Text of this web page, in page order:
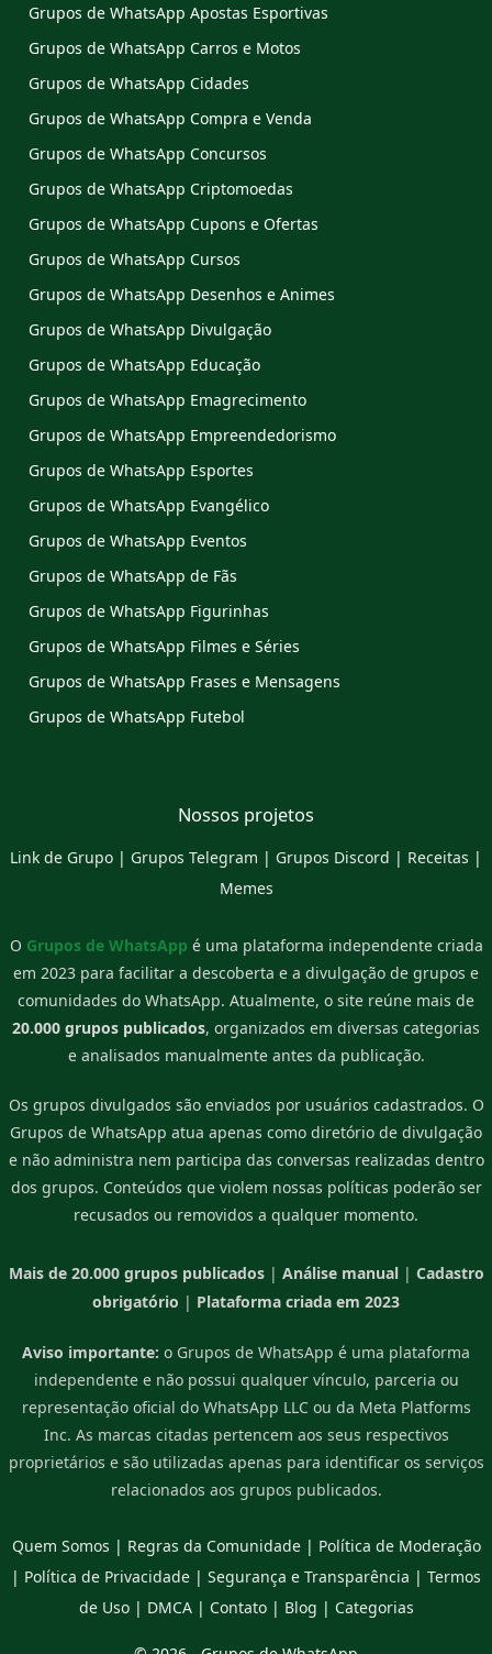
Grupos de WhatsApp Apostas Esportivas
Grupos de WhatsApp Carros e Motos
Grupos de WhatsApp Cidades
Grupos de WhatsApp Compra e Venda
Grupos de WhatsApp Concursos
Grupos de WhatsApp Criptomoedas
Grupos de WhatsApp Cupons e Ofertas
Grupos de WhatsApp Cursos
Grupos de WhatsApp Desenhos e Animes
Grupos de WhatsApp Divulgação
Grupos de WhatsApp Educação
Grupos de WhatsApp Emagrecimento
Grupos de WhatsApp Empreendedorismo
Grupos de WhatsApp Esportes
Grupos de WhatsApp Evangélico
Grupos de WhatsApp Eventos
Grupos de WhatsApp de Fãs
Grupos de WhatsApp Figurinhas
Grupos de WhatsApp Filmes e Séries
Grupos de WhatsApp Frases e Mensagens
Grupos de WhatsApp Futebol
Nossos projetos
Link de Grupo | Grupos Telegram | Grupos Discord | Receitas |
Memes
O Grupos de WhatsApp é uma plataforma independente criada
em 2023 para facilitar a descoberta e a divulgação de grupos e
comunidades do WhatsApp. Atualmente, o site reúne mais de
20.000 grupos publicados, organizados em diversas categorias
e analisados manualmente antes da publicação.
Os grupos divulgados são enviados por usuários cadastrados. O
Grupos de WhatsApp atua apenas como diretório de divulgação
e não administra nem participa das conversas realizadas dentro
dos grupos. Conteúdos que violem nossas políticas poderão ser
recusados ou removidos a qualquer momento.
Mais de 20.000 grupos publicados| Análise manual| Cadastro
obrigatório | Plataforma criada em 2023
Aviso importante: o Grupos de WhatsApp é uma plataforma
independente e não possui qualquer vínculo, parceria ou
representação oficial do WhatsApp LLC ou da Meta Platforms
Inc. As marcas citadas pertencem aos seus respectivos
proprietários e são utilizadas apenas para identificar os serviços
relacionados aos grupos publicados.
Quem Somos | Regras da Comunidade| Política de Moderação
| Política de Privacidade | Segurança e Transparência | Termos
de Uso| DMCA| Contato| Blog | Categorias